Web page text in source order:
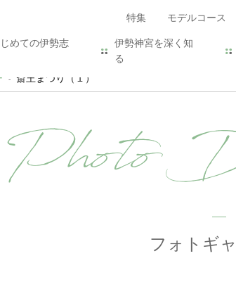
特集 モデルコース
めての伊勢志
伊勢神宮を深く知
る
斎王まつり（１）
Photo
フォトギ